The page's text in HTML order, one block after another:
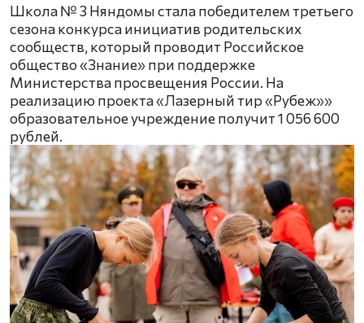
Школа № 3 Няндомы стала победителем третьего
сезона конкурса инициатив родительских
сообществ, который проводит Российское
общество «Знание» при поддержке
Министерства просвещения России. На
реализацию проекта «Лазерный тир «Рубеж»»
образовательное учреждение получит 1 056 600
рублей.